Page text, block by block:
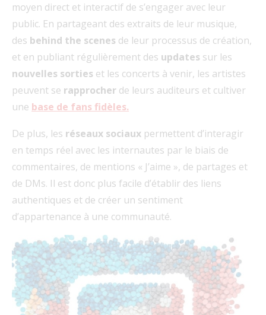
moyen direct et interactif de s’engager avec leur
public. En partageant des extraits de leur musique,
des behind the scenes de leur processus de création,
et en publiant régulièrement des updates sur les
nouvelles sorties et les concerts à venir, les artistes
peuvent se rapprocher de leurs auditeurs et cultiver
une base de fans fidèles.
De plus, les réseaux sociaux permettent d’interagir
en temps réel avec les internautes par le biais de
commentaires, de mentions « J’aime », de partages et
de DMs. Il est donc plus facile d’établir des liens
authentiques et de créer un sentiment
d’appartenance à une communauté.